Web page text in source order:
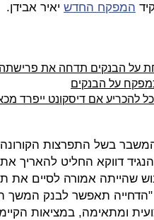
המפקח החדש יאיר אבידן.
על הבנקים תדחה את
על הבנקים
להכריע אם דיסקונט ייפרד
בשל התפרצות
דווקא החליט להאריך
שהייתה אמורה לסיים את
"הדחייה תאפשר לבנק המשך
ומתאימה, במציאות